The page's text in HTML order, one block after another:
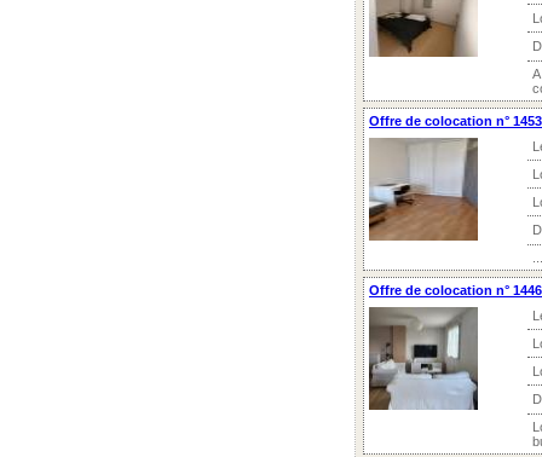
Offre de colocation n°
Offre de colocation n°